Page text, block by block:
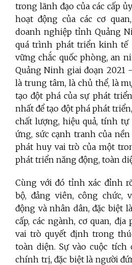
trong lãnh đạo của các cấp
hoạt động của các cơ
doanh nghiệp tỉnh Quảng
quá trình phát triển kinh tế
vững chắc quốc phòng, an
Quảng Ninh giai đoạn 2021
là trung tâm, là chủ thể, là
tạo đột phá của sự phát
nhất để tạo đột phá phát
chất lượng, hiệu quả, tính
ứng, sức cạnh tranh của
phát huy vai trò của một
phát triển năng động, toàn
Cùng với đó tỉnh xác đỉnh
bộ, đảng viên, công chức,
động và nhân dân, đặc biệt
cấp, các ngành, cơ quan,
vai trò quyết định trong
toàn diện. Sự vào cuộc tích
chính trị, đặc biệt là người